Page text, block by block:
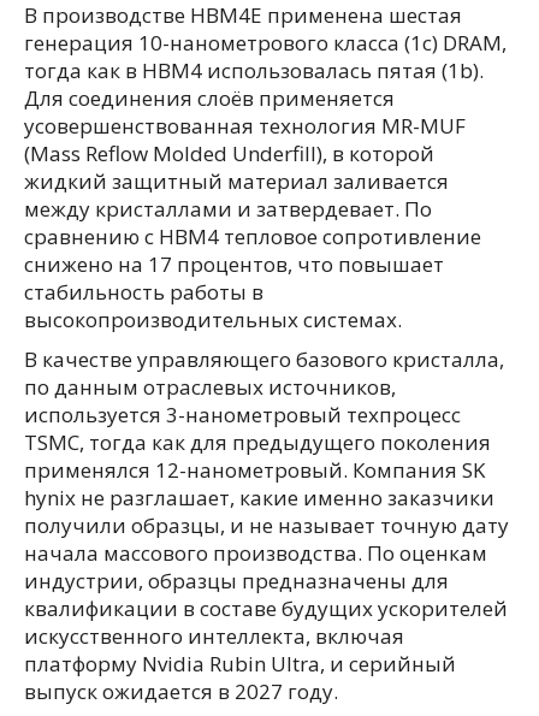
В производстве HBM4E применена шестая
генерация 10-нанометрового класса (1c) DRAM,
тогда как в HBM4 использовалась пятая (1b).
Для соединения слоёв применяется
усовершенствованная технология MR-MUF
(Mass Reflow Molded Underfill), в которой
жидкий защитный материал заливается
между кристаллами и затвердевает. По
сравнению с HBM4 тепловое сопротивление
снижено на 17 процентов, что повышает
стабильность работы в
высокопроизводительных системах.
В качестве управляющего базового кристалла,
по данным отраслевых источников,
используется 3-нанометровый техпроцесс
TSMC, тогда как для предыдущего поколения
применялся 12-нанометровый. Компания SK
hynix не разглашает, какие именно заказчики
получили образцы, и не называет точную дату
начала массового производства. По оценкам
индустрии, образцы предназначены для
квалификации в составе будущих ускорителей
искусственного интеллекта, включая
платформу Nvidia Rubin Ultra, и серийный
выпуск ожидается в 2027 году.